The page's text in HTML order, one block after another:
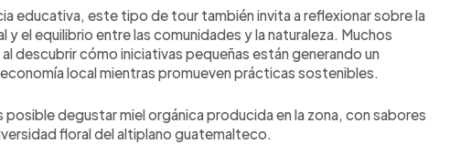
educativa, este tipo de tour también invita a reflexionar sobre la
y el equilibrio entre las comunidades y la naturaleza. Muchos
descubrir cómo iniciativas pequeñas están generando un
local mientras promueven prácticas sostenibles.
posible degustar miel orgánica producida en la zona, con sabores
floral del altiplano guatemalteco.